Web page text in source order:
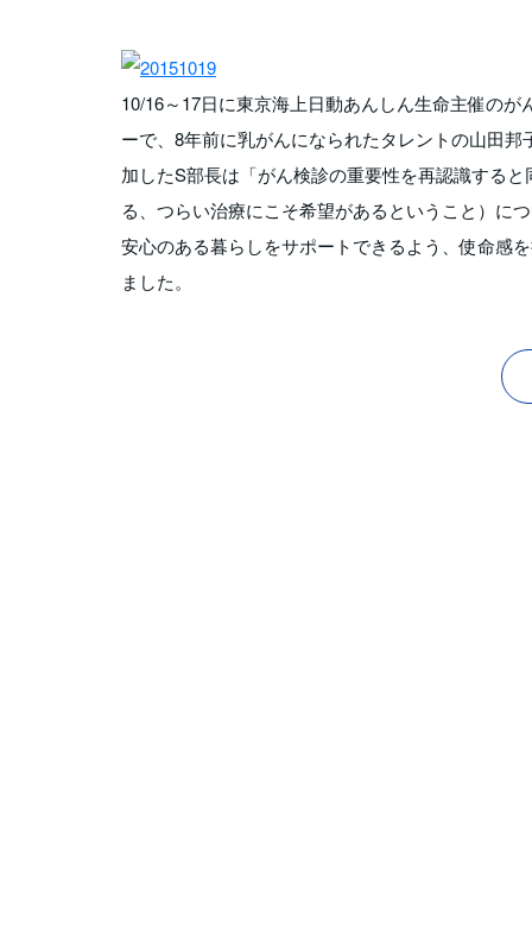
10/16～17日に東京海上日動あんしん生命主催の
ーで、8年前に乳がんになられたタレントの山田
加したS部長は「がん検診の重要性を再認識する
る、つらい治療にこそ希望があるということ）に
安心のある暮らしをサポートできるよう、使命感
ました。